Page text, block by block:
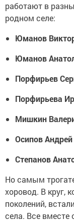
работают в
родном селе:
Юманов
Юманов
Порфирьев
Порфирьева
Мишкин
Осипов
Степанов
Но самым
хоровод. В круг,
поколений,
села. Все вместе